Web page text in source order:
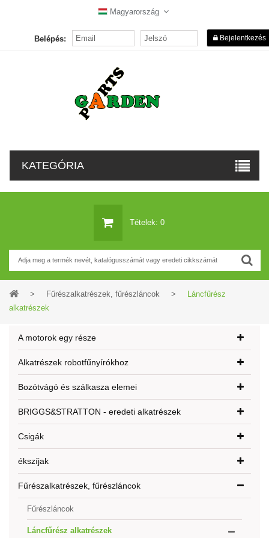
Magyarország
Belépés: Bejelentkezés
KATEGÓRIA
Tételek: 0
> Fűrészalkatrészek, fűrészláncok >
Láncfűrész
alkatrészek
A motorok egy része
Alkatrészek robotfűnyírókhoz
Bozótvágó és szálkasza elemei
BRIGGS&STRATTON - eredeti alkatrészek
Csigák
ékszíjak
Fűrészalkatrészek, fűrészláncok
Fűrészláncok
Láncfűrész alkatrészek